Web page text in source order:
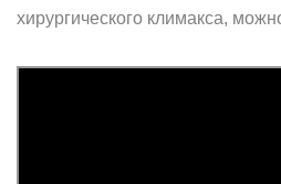
хирургического климакса,